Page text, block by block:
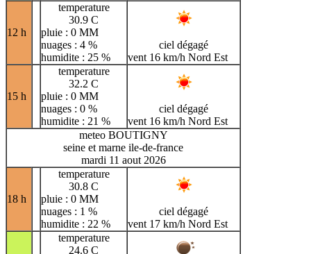
12 h
temperature
30.9 C
pluie : 0 MM
nuages : 4 %
humidite : 25 %
ciel dégagé
vent 16 km/h Nord Est
15 h
temperature
32.2 C
pluie : 0 MM
nuages : 0 %
humidite : 21 %
ciel dégagé
vent 16 km/h Nord Est
meteo BOUTIGNY
seine et marne ile-de-france
mardi 11 aout 2026
18 h
temperature
30.8 C
pluie : 0 MM
nuages : 1 %
humidite : 22 %
ciel dégagé
vent 17 km/h Nord Est
temperature
24.6 C